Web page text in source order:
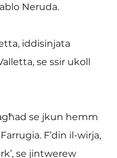
Neruda.
iddisinjata
se ssir ukoll
F’din il-wirja,
se jintwerew